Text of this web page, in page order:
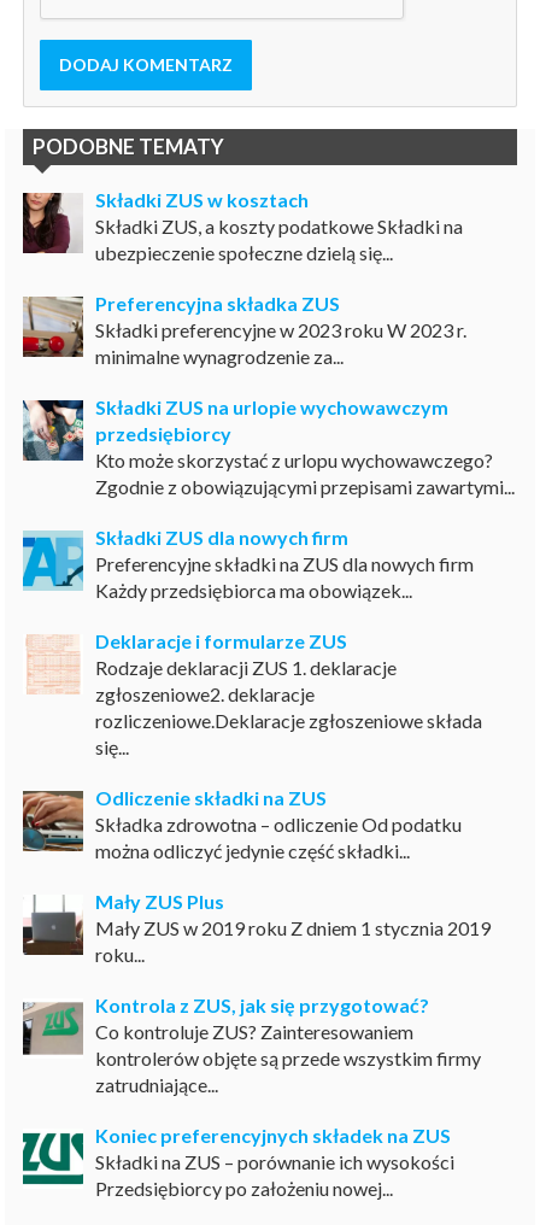
DODAJ KOMENTARZ
PODOBNE TEMATY
Składki ZUS w kosztach
Składki ZUS, a koszty podatkowe Składki na
ubezpieczenie społeczne dzielą się...
Preferencyjna składka ZUS
Składki preferencyjne w 2023 roku W 2023 r.
minimalne wynagrodzenie za...
Składki ZUS na urlopie wychowawczym
przedsiębiorcy
Kto może skorzystać z urlopu wychowawczego?
Zgodnie z obowiązującymi przepisami zawartymi...
Składki ZUS dla nowych firm
Preferencyjne składki na ZUS dla nowych firm
Każdy przedsiębiorca ma obowiązek...
Deklaracje i formularze ZUS
Rodzaje deklaracji ZUS 1. deklaracje
zgłoszeniowe2. deklaracje
rozliczeniowe.Deklaracje zgłoszeniowe składa
się...
Odliczenie składki na ZUS
Składka zdrowotna – odliczenie Od podatku
można odliczyć jedynie część składki...
Mały ZUS Plus
Mały ZUS w 2019 roku Z dniem 1 stycznia 2019
roku...
Kontrola z ZUS, jak się przygotować?
Co kontroluje ZUS? Zainteresowaniem
kontrolerów objęte są przede wszystkim firmy
zatrudniające...
Koniec preferencyjnych składek na ZUS
Składki na ZUS – porównanie ich wysokości
Przedsiębiorcy po założeniu nowej...